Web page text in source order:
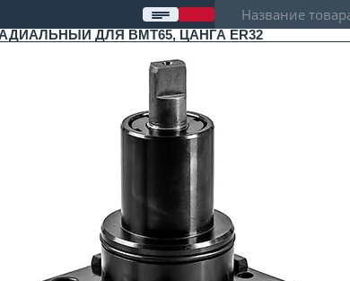
ДЛЯ BMT65, ЦАНГА ER32